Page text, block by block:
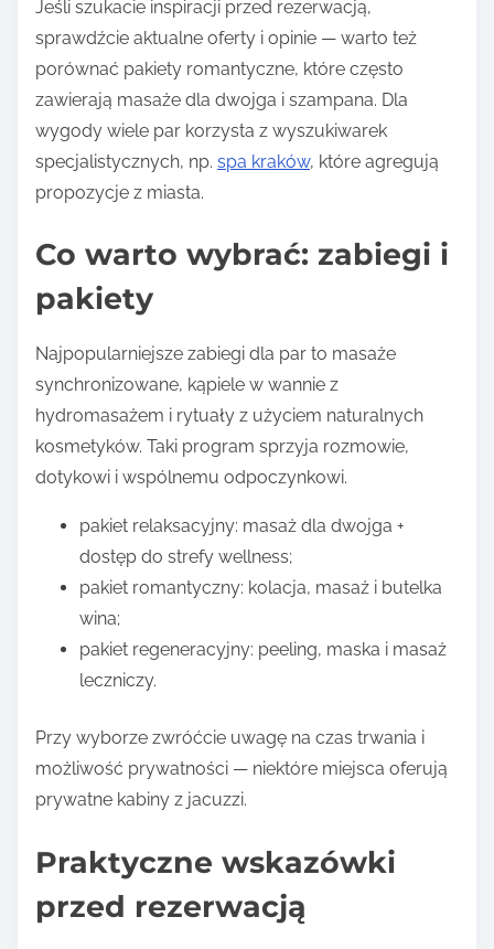
Jeśli szukacie inspiracji przed rezerwacją,
sprawdźcie aktualne oferty i opinie — warto też
porównać pakiety romantyczne, które często
zawierają masaże dla dwojga i szampana. Dla
wygody wiele par korzysta z wyszukiwarek
specjalistycznych, np. spa kraków, które agregują
propozycje z miasta.
Co warto wybrać: zabiegi i
pakiety
Najpopularniejsze zabiegi dla par to masaże
synchronizowane, kąpiele w wannie z
hydromasażem i rytuały z użyciem naturalnych
kosmetyków. Taki program sprzyja rozmowie,
dotykowi i wspólnemu odpoczynkowi.
pakiet relaksacyjny: masaż dla dwojga +
dostęp do strefy wellness;
pakiet romantyczny: kolacja, masaż i butelka
wina;
pakiet regeneracyjny: peeling, maska i masaż
leczniczy.
Przy wyborze zwróćcie uwagę na czas trwania i
możliwość prywatności — niektóre miejsca oferują
prywatne kabiny z jacuzzi.
Praktyczne wskazówki
przed rezerwacją